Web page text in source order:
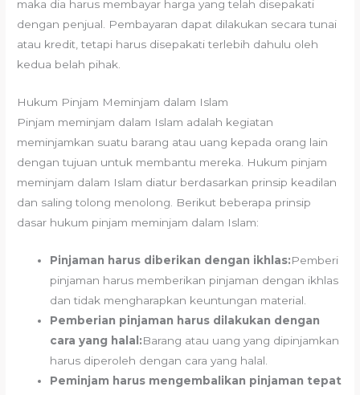
maka dia harus membayar harga yang telah disepakati
dengan penjual. Pembayaran dapat dilakukan secara tunai
atau kredit, tetapi harus disepakati terlebih dahulu oleh
kedua belah pihak.
Hukum Pinjam Meminjam dalam Islam
Pinjam meminjam dalam Islam adalah kegiatan
meminjamkan suatu barang atau uang kepada orang lain
dengan tujuan untuk membantu mereka. Hukum pinjam
meminjam dalam Islam diatur berdasarkan prinsip keadilan
dan saling tolong menolong. Berikut beberapa prinsip
dasar hukum pinjam meminjam dalam Islam:
Pinjaman harus diberikan dengan ikhlas:Pemberi
pinjaman harus memberikan pinjaman dengan ikhlas
dan tidak mengharapkan keuntungan material.
Pemberian pinjaman harus dilakukan dengan
cara yang halal:Barang atau uang yang dipinjamkan
harus diperoleh dengan cara yang halal.
Peminjam harus mengembalikan pinjaman tepat